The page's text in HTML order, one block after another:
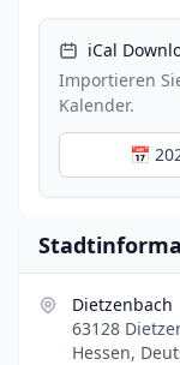
iCal
Importieren
Kalender.
📅
Dietzenbach
63128
Hessen,